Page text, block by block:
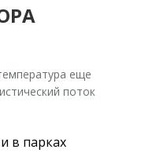
еще
поток
в парках